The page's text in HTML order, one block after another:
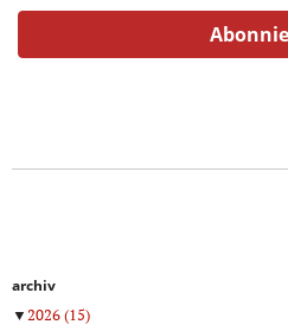
archiv
▼2026(15)